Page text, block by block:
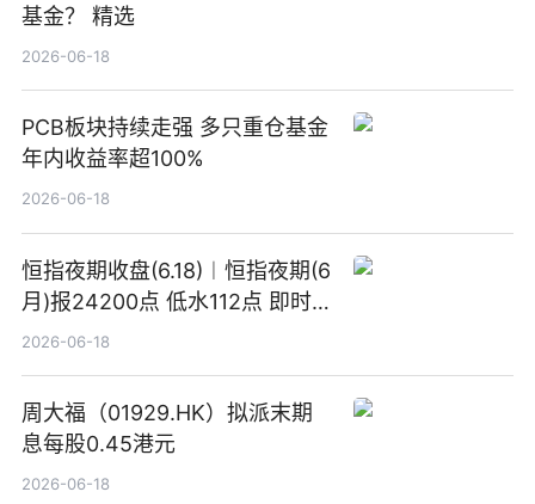
基金？ 精选
2026-06-18
PCB板块持续走强 多只重仓基金
年内收益率超100%
2026-06-18
恒指夜期收盘(6.18)︱恒指夜期(6
月)报24200点 低水112点 即时
焦点
2026-06-18
周大福（01929.HK）拟派末期
息每股0.45港元
2026-06-18